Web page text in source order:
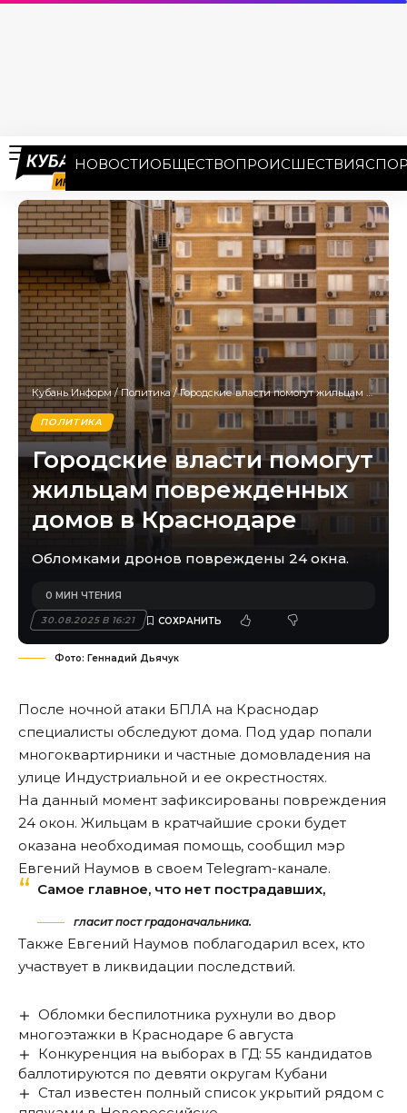
НОВОСТИОБЩЕСТВОПРОИСШЕСТВИЯ
Кубань Информ/Политика/Городские власти помогут жильцам поврежденных домов в Краснодаре
ПОЛИТИКА
Городские власти помогут
жильцам поврежденных
домов в Краснодаре
Обломками дронов повреждены 24 окна.
30.08.2025 В 16:21
0 МИН ЧТЕНИЯ
Фото: Геннадий Дьячук
После ночной атаки БПЛА на Краснодар
специалисты обследуют дома. Под удар попали
многоквартирники и частные домовладения на
улице Индустриальной и ее окрестностях.
На данный момент зафиксированы повреждения
24 окон. Жильцам в кратчайшие сроки будет
оказана необходимая помощь, сообщил мэр
Евгений Наумов в своем Telegram-канале.
Самое главное, что нет пострадавших,
гласит пост градоначальника.
Также Евгений Наумов поблагодарил всех, кто
участвует в ликвидации последствий.
Обломки беспилотника рухнули во двор
многоэтажки в Краснодаре 6 августа
Конкуренция на выборах в ГД: 55 кандидатов
баллотируются по девяти округам Кубани
Стал известен полный список укрытий рядом с